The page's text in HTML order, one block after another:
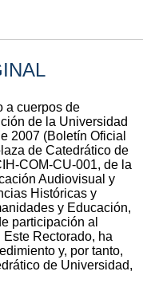
a cuerpos de
de la Universidad
2007 (Boletín Oficial
de Catedrático de
COM-CU-001, de la
Audiovisual y
Históricas y
y Educación,
participación al
Rectorado, ha
y, por tanto,
de Universidad,